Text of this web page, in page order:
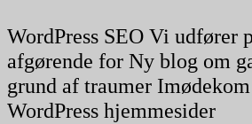
WordPress SEO Vi udfører
afgørende for Ny blog om
grund af traumer
WordPress hjemmesider